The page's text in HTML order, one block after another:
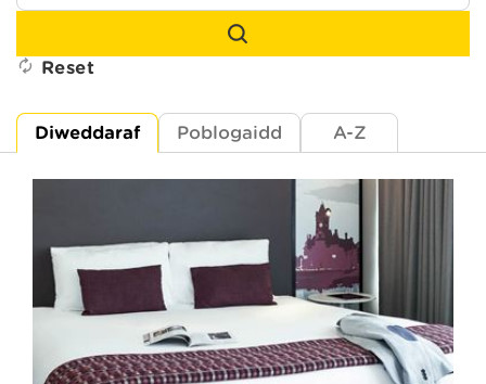
Reset
Diweddaraf Poblogaidd A-Z